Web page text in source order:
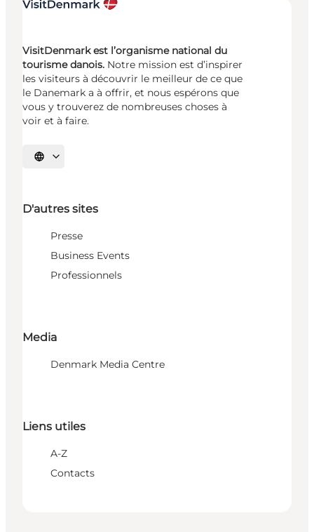
VisitDenmark est l’organisme national du
tourisme danois. Notre mission est d’inspirer
les visiteurs à découvrir le meilleur de ce que
le Danemark a à offrir, et nous espérons que
vous y trouverez de nombreuses choses à
voir et à faire.
Choisissez la langue
D'autres sites
Presse
Business Events
Professionnels
Media
Denmark Media Centre
Liens utiles
A-Z
Contacts